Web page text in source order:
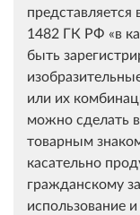
1482 ГК РФ «в
быть
или их
можно сделать
товарным
касательно
гражданскому
использование